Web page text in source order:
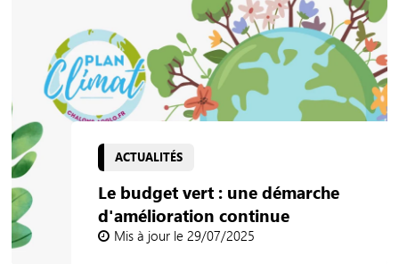
ACTUALITÉS
Le budget vert : une démarche
d'amélioration continue
Mis à jour le 29/07/2025